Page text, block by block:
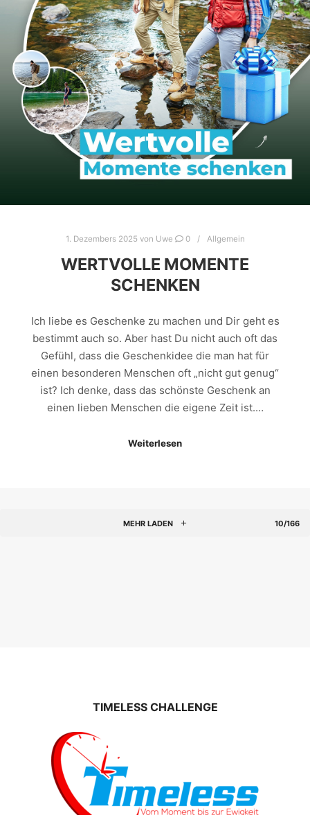
1. Dezembers 2025 von Uwe 0 Allgemein
WERTVOLLE MOMENTE
SCHENKEN
Ich liebe es Geschenke zu machen und Dir geht es
bestimmt auch so. Aber hast Du nicht auch oft das
Gefühl, dass die Geschenkidee die man hat für
einen besonderen Menschen oft „nicht gut genug“
ist? Ich denke, dass das schönste Geschenk an
einen lieben Menschen die eigene Zeit ist.…
Weiterlesen
MEHR LADEN 10/166
TIMELESS CHALLENGE